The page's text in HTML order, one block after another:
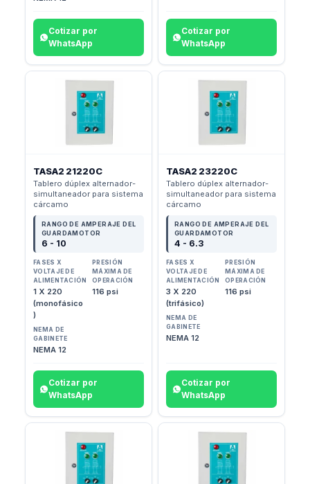
Cotizar por
WhatsApp
Cotizar por
WhatsApp
TASA2 21220C
Tablero dúplex alternador-
simultaneador para sistema
cárcamo
RANGO DE AMPERAJE DEL
GUARDAMOTOR
6 - 10
FASES X
VOLTAJE DE
ALIMENTACIÓN
1 X 220
(monofásico
)
PRESIÓN
MÁXIMA DE
OPERACIÓN
116 psi
NEMA DE
GABINETE
NEMA 12
Cotizar por
WhatsApp
TASA2 23220C
Tablero dúplex alternador-
simultaneador para sistema
cárcamo
RANGO DE AMPERAJE DEL
GUARDAMOTOR
4 - 6.3
FASES X
VOLTAJE DE
ALIMENTACIÓN
3 X 220
(trifásico)
PRESIÓN
MÁXIMA DE
OPERACIÓN
116 psi
NEMA DE
GABINETE
NEMA 12
Cotizar por
WhatsApp